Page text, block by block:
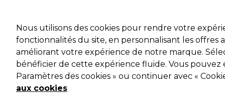
Marques
Bons plans Coiffure Electro et Matériel
Livraison et délais
Nous utilisons des cookies pour rendre votre
fonctionnalités du site, en personnalisant les offres
améliorant votre expérience de notre marque.
bénéficier de cette expérience fluide. Vous pouvez
Paramètres des cookies » ou continuer avec «
aux cookies